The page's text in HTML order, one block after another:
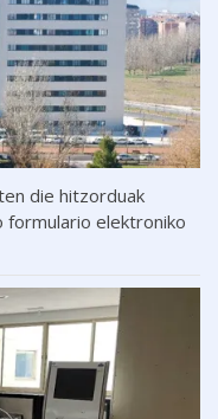
die hitzorduak
elektroniko